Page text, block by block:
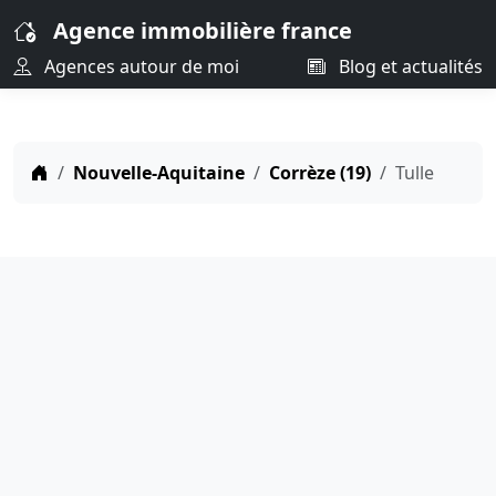
Agence immobilière france
Agences autour de moi Blog et actualités
Nouvelle-Aquitaine Corrèze (19) Tulle